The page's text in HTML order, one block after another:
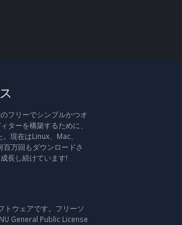
フリーでシンプルかつオ
ターを構築するために、
現在はLinux、Mac、
万回もダウンロードさ
長し続けています!
ウェアです。フリーソ
General Public License